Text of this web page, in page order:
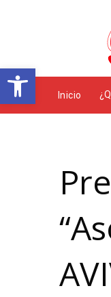
Abrir barra de
Inicio